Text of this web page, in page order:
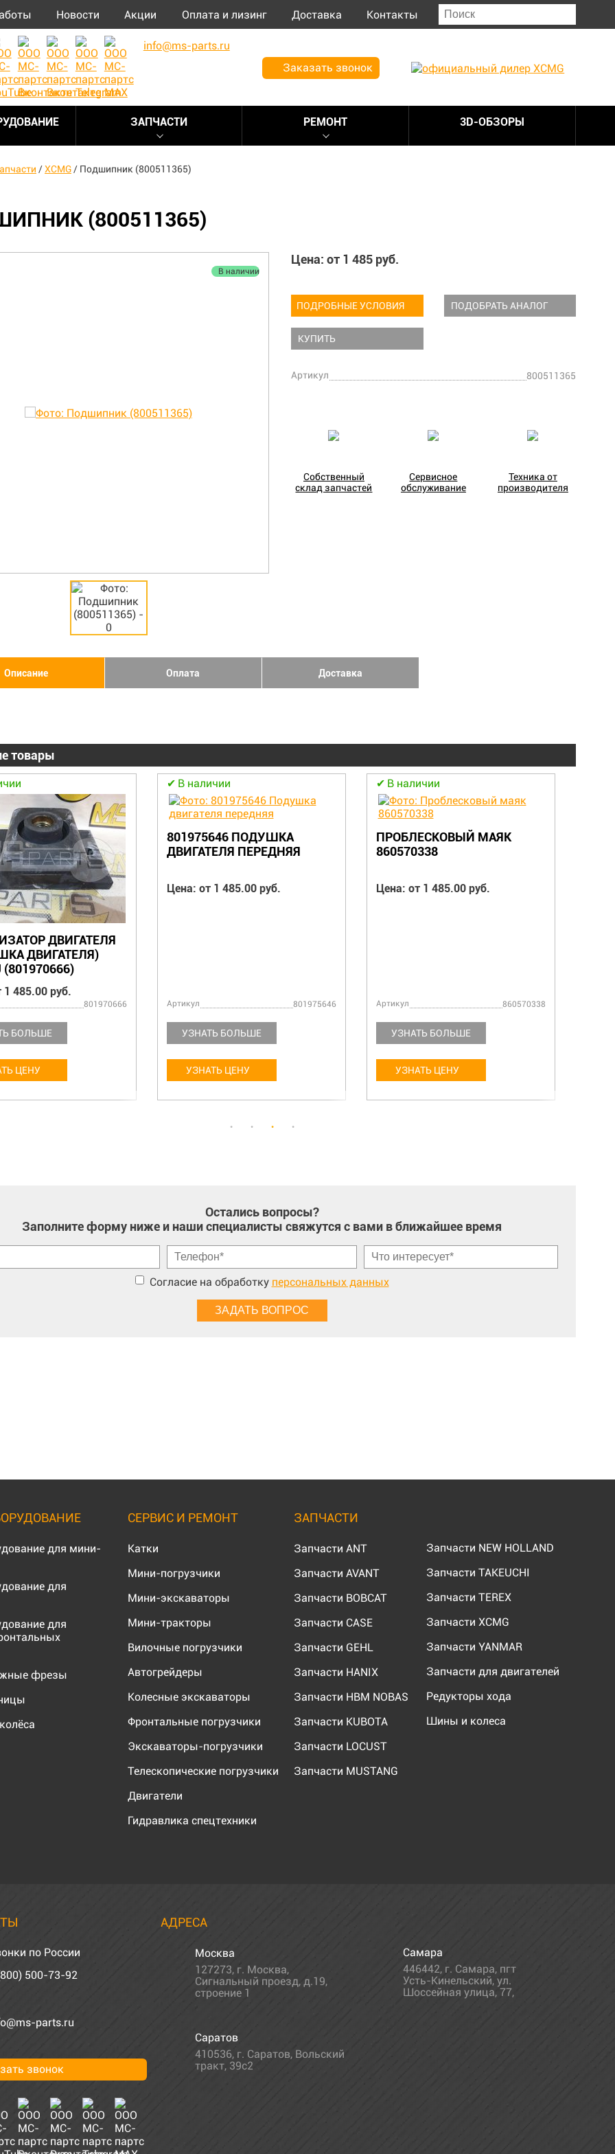
Новости Акции Оплата и лизинг Доставка Контакты
info@ms-parts.ru
Заказать звонок
ЗАПЧАСТИ РЕМОНТ 3D-ОБЗОРЫ
/XCMG / Подшипник (800511365)
(800511365)
В наличии
Цена: от 1 485 руб.
ПОДРОБНЫЕ УСЛОВИЯ ПОДОБРАТЬ АНАЛОГ
КУПИТЬ
Артикул 800511365
Собственный
склад запчастей
Сервисное
обслуживание
Техника от
производителя
Описание Оплата Доставка
товары
ДВИГАТЕЛЯ
ДВИГАТЕЛЯ)
(801970666)
1 485.00 руб.
801970666
БОЛЬШЕ
ЦЕНУ
В наличии
801975646 ПОДУШКА
ДВИГАТЕЛЯ ПЕРЕДНЯЯ
Цена: от 1 485.00 руб.
Артикул 801975646
УЗНАТЬ БОЛЬШЕ
УЗНАТЬ ЦЕНУ
В наличии
ПРОБЛЕСКОВЫЙ МАЯК
860570338
Цена: от 1 485.00 руб.
Артикул 860570338
УЗНАТЬ БОЛЬШЕ
УЗНАТЬ ЦЕНУ
Остались вопросы?
Заполните форму ниже и наши специалисты свяжутся с вами в ближайшее время
Согласие на обработку персональных данных
для мини-
для
для
фрезы
СЕРВИС И РЕМОНТ
Катки
Мини-погрузчики
Мини-экскаваторы
Мини-тракторы
Вилочные погрузчики
Автогрейдеры
Колесные экскаваторы
Фронтальные погрузчики
Экскаваторы-погрузчики
Телескопические погрузчики
Двигатели
Гидравлика спецтехники
ЗАПЧАСТИ
Запчасти ANT
Запчасти AVANT
Запчасти BOBCAT
Запчасти CASE
Запчасти GEHL
Запчасти HANIX
Запчасти HBM NOBAS
Запчасти KUBOTA
Запчасти LOCUST
Запчасти MUSTANG
Запчасти NEW HOLLAND
Запчасти TAKEUCHI
Запчасти TEREX
Запчасти XCMG
Запчасти YANMAR
Запчасти для двигателей
Редукторы хода
Шины и колеса
по России
500-73-92
parts.ru
звонок
АДРЕСА
Москва
127273, г. Москва,
Сигнальный проезд, д.19,
строение 1
Саратов
410536, г. Саратов, Вольский
тракт, 39с2
Самара
446442, г. Самара, пгт
Усть-Кинельский, ул.
Шоссейная улица, 77,